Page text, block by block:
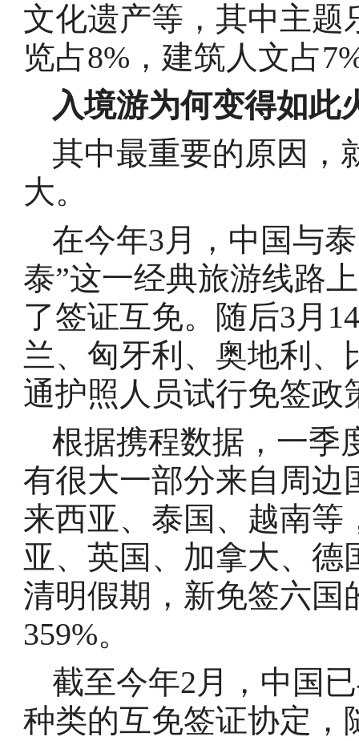
文化遗产等，其中主题
览占8%，建筑人文占
入境游为何变得如此
其中最重要的原因，
大。
在今年3月，中国与
泰”这一经典旅游线路
了签证互免。随后3月
兰、匈牙利、奥地利、
通护照人员试行免签政
根据携程数据，一季
有很大一部分来自周边
来西亚、泰国、越南等
亚、英国、加拿大、
清明假期，新免签六国
359%。
截至今年2月，中国
种类的互免签证协定，